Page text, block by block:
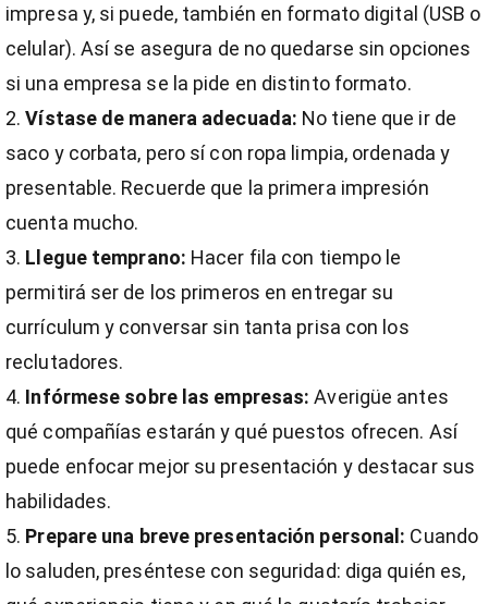
impresa y, si puede, también en formato digital (USB o
celular). Así se asegura de no quedarse sin opciones
si una empresa se la pide en distinto formato.
Vístase de manera adecuada: No tiene que ir de
saco y corbata, pero sí con ropa limpia, ordenada y
presentable. Recuerde que la primera impresión
cuenta mucho.
Llegue temprano: Hacer fila con tiempo le
permitirá ser de los primeros en entregar su
currículum y conversar sin tanta prisa con los
reclutadores.
Infórmese sobre las empresas:Averigüe antes
qué compañías estarán y qué puestos ofrecen. Así
puede enfocar mejor su presentación y destacar sus
habilidades.
Prepare una breve presentación personal: Cuando
lo saluden, preséntese con seguridad: diga quién es,